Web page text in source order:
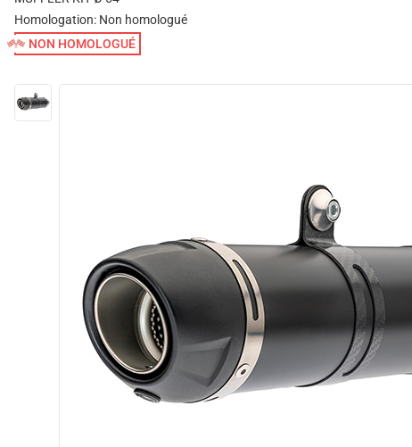
Homologation: Non homologué
NON HOMOLOGUÉ